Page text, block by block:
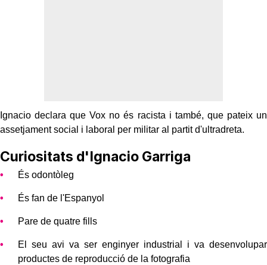
Ignacio declara que Vox no és racista i també, que pateix un
assetjament social i laboral per militar al partit d'ultradreta.
Curiositats d'Ignacio Garriga
És odontòleg
És fan de l'Espanyol
Pare de quatre fills
El seu avi va ser enginyer industrial i va desenvolupar
productes de reproducció de la fotografia